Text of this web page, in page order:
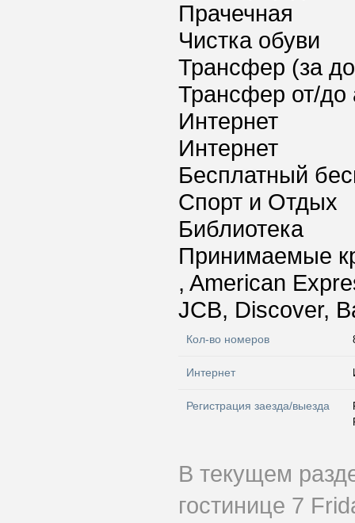
Прачечная
Чистка обуви
Трансфер (за
Трансфер от/до
Интернет
Интернет
Бесплатный
Спорт и Отдых
Библиотека
Принимаемые
, American
JCB, Discover,
Кол-во номеров
Интернет
Регистрация заезда/выезда
В текущем
гостинице 7